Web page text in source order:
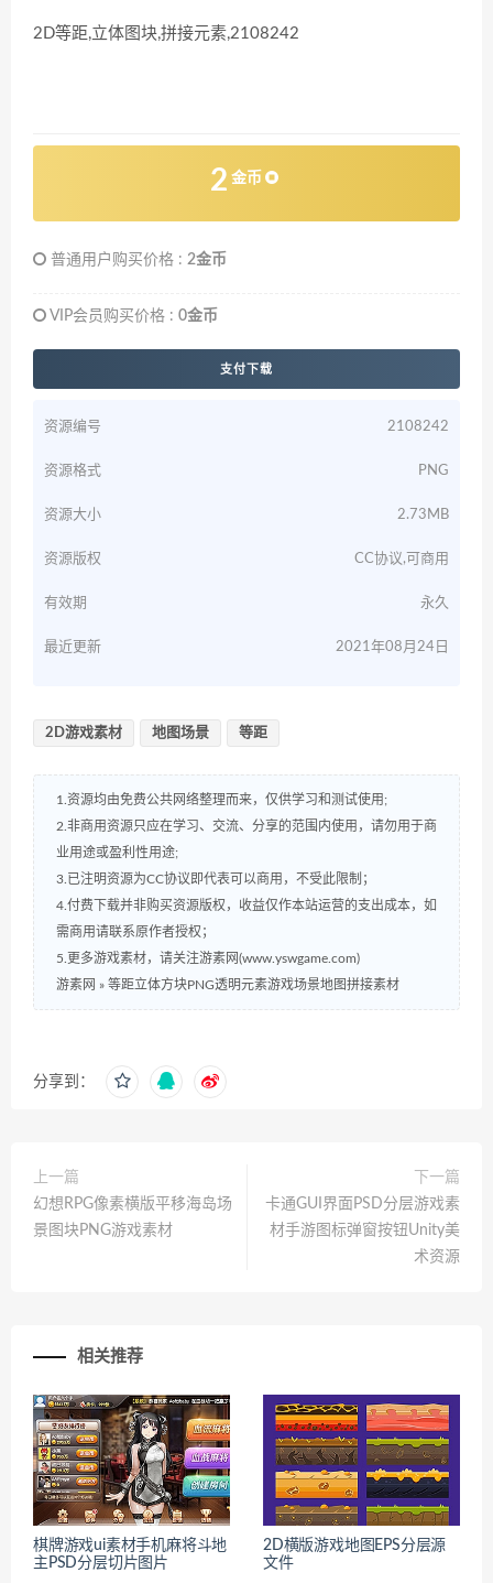
2D等距,立体图块,拼接元素,2108242
2 金币
普通用户购买价格 : 2金币
VIP会员购买价格 : 0金币
支付下载
资源编号 2108242
资源格式 PNG
资源大小 2.73MB
资源版权 CC协议,可商用
有效期 永久
最近更新 2021年08月24日
2D游戏素材 地图场景 等距
1.资源均由免费公共网络整理而来，仅供学习和测试使用;
2.非商用资源只应在学习、交流、分享的范围内使用，请勿用于商
业用途或盈利性用途;
3.已注明资源为CC协议即代表可以商用，不受此限制；
4.付费下载并非购买资源版权，收益仅作本站运营的支出成本，如
需商用请联系原作者授权；
5.更多游戏素材，请关注游素网(www.yswgame.com)
游素网 » 等距立体方块PNG透明元素游戏场景地图拼接素材
分享到：
上一篇
幻想RPG像素横版平移海岛场
景图块PNG游戏素材
下一篇
卡通GUI界面PSD分层游戏素
材手游图标弹窗按钮Unity美
术资源
相关推荐
棋牌游戏ui素材手机麻将斗地
主PSD分层切片图片
2D横版游戏地图EPS分层源
文件